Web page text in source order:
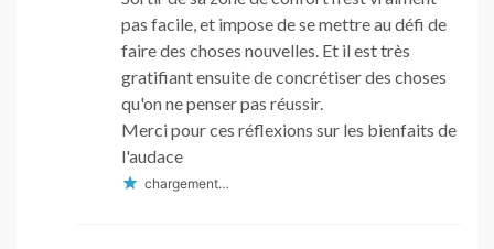
pas facile, et impose de se mettre au défi de
faire des choses nouvelles. Et il est très
gratifiant ensuite de concrétiser des choses
qu'on ne penser pas réussir.
Merci pour ces réflexions sur les bienfaits de
l'audace
chargement…